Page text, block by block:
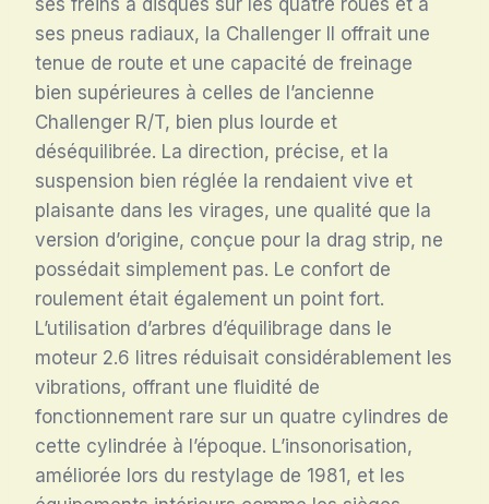
ses pneus radiaux, la Challenger II offrait une
tenue de route et une capacité de freinage
bien supérieures à celles de l’ancienne
Challenger R/T, bien plus lourde et
déséquilibrée. La direction, précise, et la
suspension bien réglée la rendaient vive et
plaisante dans les virages, une qualité que la
version d’origine, conçue pour la drag strip, ne
possédait simplement pas. Le confort de
roulement était également un point fort.
L’utilisation d’arbres d’équilibrage dans le
moteur 2.6 litres réduisait considérablement les
vibrations, offrant une fluidité de
fonctionnement rare sur un quatre cylindres de
cette cylindrée à l’époque. L’insonorisation,
améliorée lors du restylage de 1981, et les